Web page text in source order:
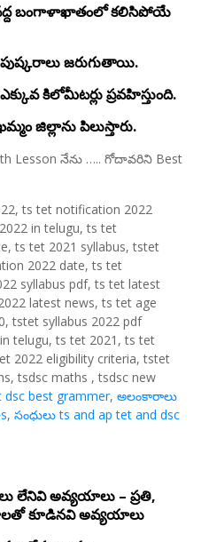
వద్ద బంగాళాఖాతంలో కలిసిపోయే
జరుగుతాయి.
కిలోమీటర్లు ప్రవహిస్తుంది.
జిల్లాను పిలుస్తారు.
Lesson నేను ….. గోదావరిని Best
ts tet notification 2022
in telugu, ts tet
ts tet 2021 syllabus, tstet
2022 date, ts tet
syllabus pdf, ts tet latest
latest news, ts tet age
tstet syllabus 2022 pdf
telugu, ts tet 2021, ts tet
2022 eligibility criteria, tstet
tsdsc maths , tsdsc new
dsc best grammer, అలంకారాలు
, సంధులు ts and ap tet and dsc
లేనివి అవ్యయాలు – ప్రతి,
కూడినవి అవ్యయాలు